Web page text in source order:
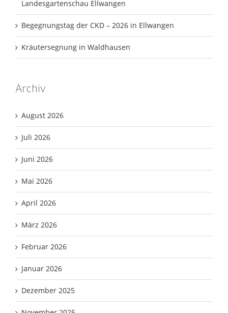
Landesgartenschau Ellwangen
Begegnungstag der CKD – 2026 in Ellwangen
Kräutersegnung in Waldhausen
Archiv
August 2026
Juli 2026
Juni 2026
Mai 2026
April 2026
März 2026
Februar 2026
Januar 2026
Dezember 2025